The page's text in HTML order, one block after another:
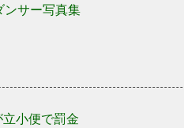
サー写真集
小便で罰金